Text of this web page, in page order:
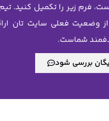
است، فرم زیر را تکمیل
وضعیت فعلی سایت تان
شماست.
بررسی شود